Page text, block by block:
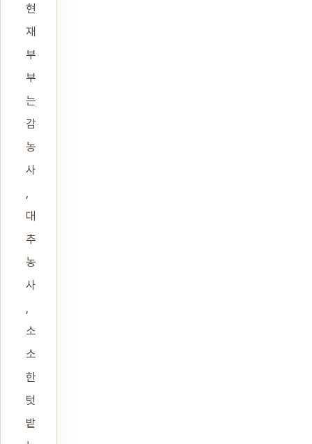
현
재
부
부
는
감
농
사
,
대
추
농
사
,
소
소
한
텃
밭